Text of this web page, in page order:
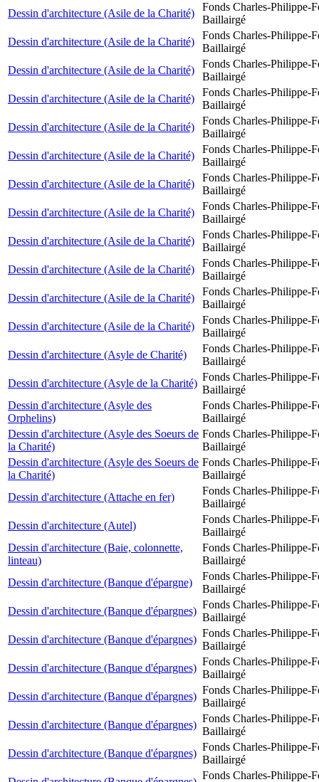
Dessin d'architecture (Asile de la Charité)
Fonds Charles-Philippe-
Baillairgé
Dessin d'architecture (Asile de la Charité)
Fonds Charles-Philippe-
Baillairgé
Dessin d'architecture (Asile de la Charité)
Fonds Charles-Philippe-
Baillairgé
Dessin d'architecture (Asile de la Charité)
Fonds Charles-Philippe-
Baillairgé
Dessin d'architecture (Asile de la Charité)
Fonds Charles-Philippe-
Baillairgé
Dessin d'architecture (Asile de la Charité)
Fonds Charles-Philippe-
Baillairgé
Dessin d'architecture (Asile de la Charité)
Fonds Charles-Philippe-
Baillairgé
Dessin d'architecture (Asile de la Charité)
Fonds Charles-Philippe-
Baillairgé
Dessin d'architecture (Asile de la Charité)
Fonds Charles-Philippe-
Baillairgé
Dessin d'architecture (Asile de la Charité)
Fonds Charles-Philippe-
Baillairgé
Dessin d'architecture (Asile de la Charité)
Fonds Charles-Philippe-
Baillairgé
Dessin d'architecture (Asile de la Charité)
Fonds Charles-Philippe-
Baillairgé
Dessin d'architecture (Asyle de Charité)
Fonds Charles-Philippe-
Baillairgé
Dessin d'architecture (Asyle de la Charité)
Fonds Charles-Philippe-
Baillairgé
Dessin d'architecture (Asyle des
Orphelins)
Fonds Charles-Philippe-
Baillairgé
Dessin d'architecture (Asyle des Soeurs de
la Charité)
Fonds Charles-Philippe-
Baillairgé
Dessin d'architecture (Asyle des Soeurs de
la Charité)
Fonds Charles-Philippe-
Baillairgé
Dessin d'architecture (Attache en fer)
Fonds Charles-Philippe-
Baillairgé
Dessin d'architecture (Autel)
Fonds Charles-Philippe-
Baillairgé
Dessin d'architecture (Baie, colonnette,
linteau)
Fonds Charles-Philippe-
Baillairgé
Dessin d'architecture (Banque d'épargne)
Fonds Charles-Philippe-
Baillairgé
Dessin d'architecture (Banque d'épargnes)
Fonds Charles-Philippe-
Baillairgé
Dessin d'architecture (Banque d'épargnes)
Fonds Charles-Philippe-
Baillairgé
Dessin d'architecture (Banque d'épargnes)
Fonds Charles-Philippe-
Baillairgé
Dessin d'architecture (Banque d'épargnes)
Fonds Charles-Philippe-
Baillairgé
Dessin d'architecture (Banque d'épargnes)
Fonds Charles-Philippe-
Baillairgé
Dessin d'architecture (Banque d'épargnes)
Fonds Charles-Philippe-
Baillairgé
Fonds Charles-Philippe-